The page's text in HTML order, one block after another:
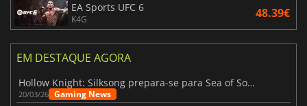
EA Sports UFC 6
K4G 48.39€
EM DESTAQUE AGORA
Hollow Knight: Silksong prepara-se para Sea of Sorrow com um patch
20/03/26 Gaming News